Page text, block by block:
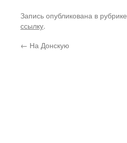
Запись опубликована в рубрике
ссылку.
← На Донскую